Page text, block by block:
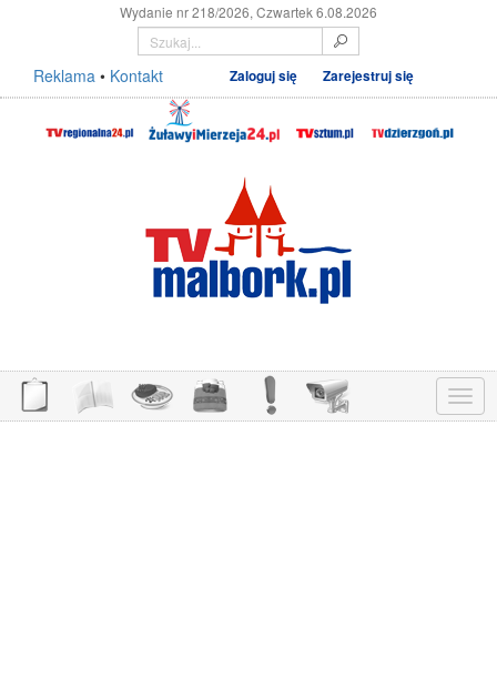
Wydanie nr 218/2026, Czwartek 6.08.2026
Reklama • Kontakt Zaloguj się Zarejestruj się
Menu